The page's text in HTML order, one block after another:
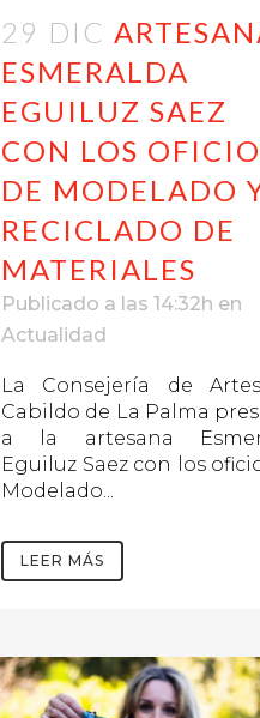
29 DIC
ESMERALDA
EGUILUZ SAEZ
CON LOS
DE MODELADO
RECICLADO DE
MATERIALES
Publicado a las 14:32h en
Actualidad
La Consejería de
Cabildo de La Palma
a la artesana
Eguiluz Saez con los
Modelado...
LEER MÁS